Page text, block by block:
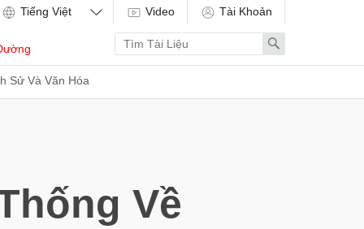
Sử Và Văn Hóa
Video Tài Khoản
Enter
search
term
Search
Về